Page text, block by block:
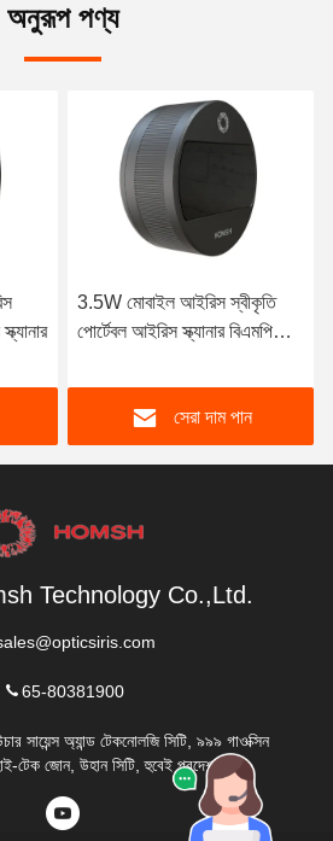
অনুরূপ পণ্য
3.5W মোবাইল আইরিস স্বীকৃতি
পোর্টেবল আইরিস স্ক্যানার বিএমপি
সেরা দাম পান
Technology Co.,Ltd.
65-80381900
সায়েন্স অ্যান্ড টেকনোলজি সিটি, ৯৯৯ গাওক্সিন
টেক জোন, উহান সিটি, হুবেই প্রদেশ